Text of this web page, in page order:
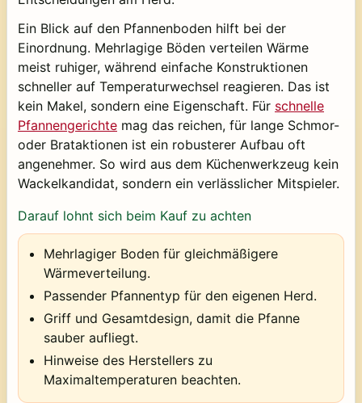
Ein Blick auf den Pfannenboden hilft bei der
Einordnung. Mehrlagige Böden verteilen Wärme
meist ruhiger, während einfache Konstruktionen
schneller auf Temperaturwechsel reagieren. Das ist
kein Makel, sondern eine Eigenschaft. Für schnelle
Pfannengerichte mag das reichen, für lange Schmor-
oder Brataktionen ist ein robusterer Aufbau oft
angenehmer. So wird aus dem Küchenwerkzeug kein
Wackelkandidat, sondern ein verlässlicher Mitspieler.
Darauf lohnt sich beim Kauf zu achten
Mehrlagiger Boden für gleichmäßigere
Wärmeverteilung.
Passender Pfannentyp für den eigenen Herd.
Griff und Gesamtdesign, damit die Pfanne
sauber aufliegt.
Hinweise des Herstellers zu
Maximaltemperaturen beachten.